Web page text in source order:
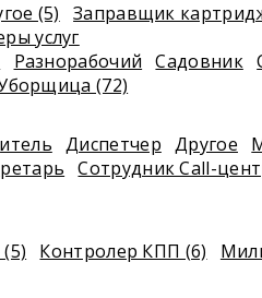
(5)
Заправщик
услуг
Разнорабочий Садовник
(72)
Диспетчер Другое
Сотрудник Call-
Контролер КПП (6)